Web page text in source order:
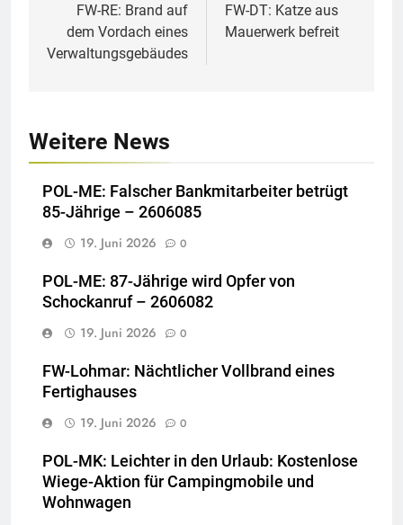
FW-RE: Brand auf
dem Vordach eines
Verwaltungsgebäudes
FW-DT: Katze aus
Mauerwerk befreit
Weitere News
POL-ME: Falscher Bankmitarbeiter betrügt
85-Jährige – 2606085
19. Juni 2026
0
POL-ME: 87-Jährige wird Opfer von
Schockanruf – 2606082
19. Juni 2026
0
FW-Lohmar: Nächtlicher Vollbrand eines
Fertighauses
19. Juni 2026
0
POL-MK: Leichter in den Urlaub: Kostenlose
Wiege-Aktion für Campingmobile und
Wohnwagen